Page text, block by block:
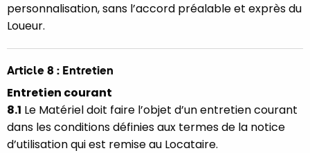
personnalisation, sans l’accord préalable et exprès du
Loueur.
Article 8 : Entretien
Entretien courant
8.1 Le Matériel doit faire l’objet d’un entretien courant
dans les conditions définies aux termes de la notice
d’utilisation qui est remise au Locataire.